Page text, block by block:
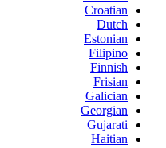
Croatian
Dutch
Estonian
Filipino
Finnish
Frisian
Galician
Georgian
Gujarati
Haitian